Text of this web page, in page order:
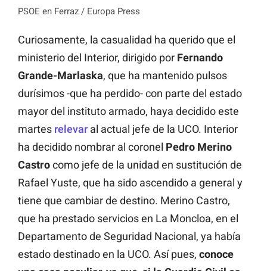
PSOE en Ferraz / Europa Press
Curiosamente, la casualidad ha querido que el
ministerio del Interior, dirigido por Fernando
Grande-Marlaska, que ha mantenido pulsos
durísimos -que ha perdido- con parte del estado
mayor del instituto armado, haya decidido este
martes relevar al actual jefe de la UCO. Interior
ha decidido nombrar al coronel Pedro Merino
Castrocomo jefe de la unidad en sustitución de
Rafael Yuste, que ha sido ascendido a general y
tiene que cambiar de destino. Merino Castro,
que ha prestado servicios en La Moncloa, en el
Departamento de Seguridad Nacional, ya había
estado destinado en la UCO. Así pues, conoce